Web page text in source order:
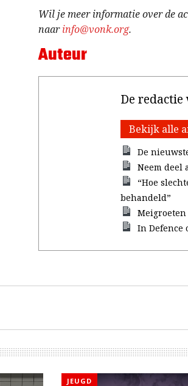
Wil je meer informatie over de
naarinfo@vonk.org.
Auteur
De redactie
Bekijk alle
De
Neem deel
“Hoe
behandeld”
Meigroeten
In Defence
JEUGD